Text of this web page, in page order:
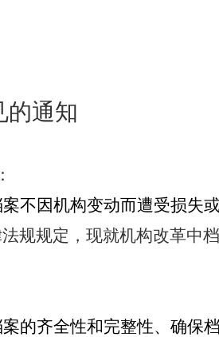
的通知
不因机构变动而遭受损失
规规定，现就机构改革中
的齐全性和完整性、确保